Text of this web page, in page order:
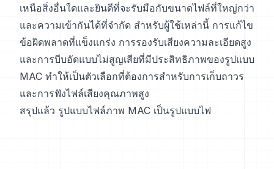
เหนือสิ่งอื่นใดและยินดีที่จะรับมือกับขนาดไฟล์ที่ใหญ่กว่า
และความเข้ากันได้ที่จำกัด สำหรับผู้ใช้เหล่านี้ การแก้ไข
ข้อผิดพลาดที่แข็งแกร่ง การรองรับเสียงความละเอียดสูง
และการบีบอัดแบบไม่สูญเสียที่มีประสิทธิภาพของรูปแบบ
MAC ทำให้เป็นตัวเลือกที่ต้องการสำหรับการเก็บถาวร
และการฟังไฟล์เสียงคุณภาพสูง
สรุปแล้ว รูปแบบไฟล์ภาพ MAC เป็นรูปแบบไฟ